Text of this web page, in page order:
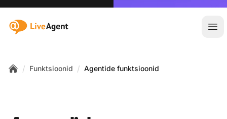
:site.title
/ Funktsioonid / Agentide funktsioonid